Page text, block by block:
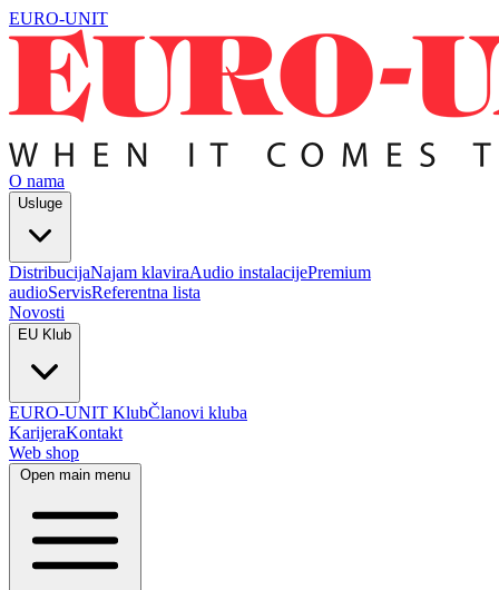
EURO-UNIT
O nama
Usluge
DistribucijaNajam klaviraAudio instalacijePremium
audioServisReferentna lista
Novosti
EU Klub
EURO-UNIT KlubČlanovi kluba
KarijeraKontakt
Web shop
Open main menu